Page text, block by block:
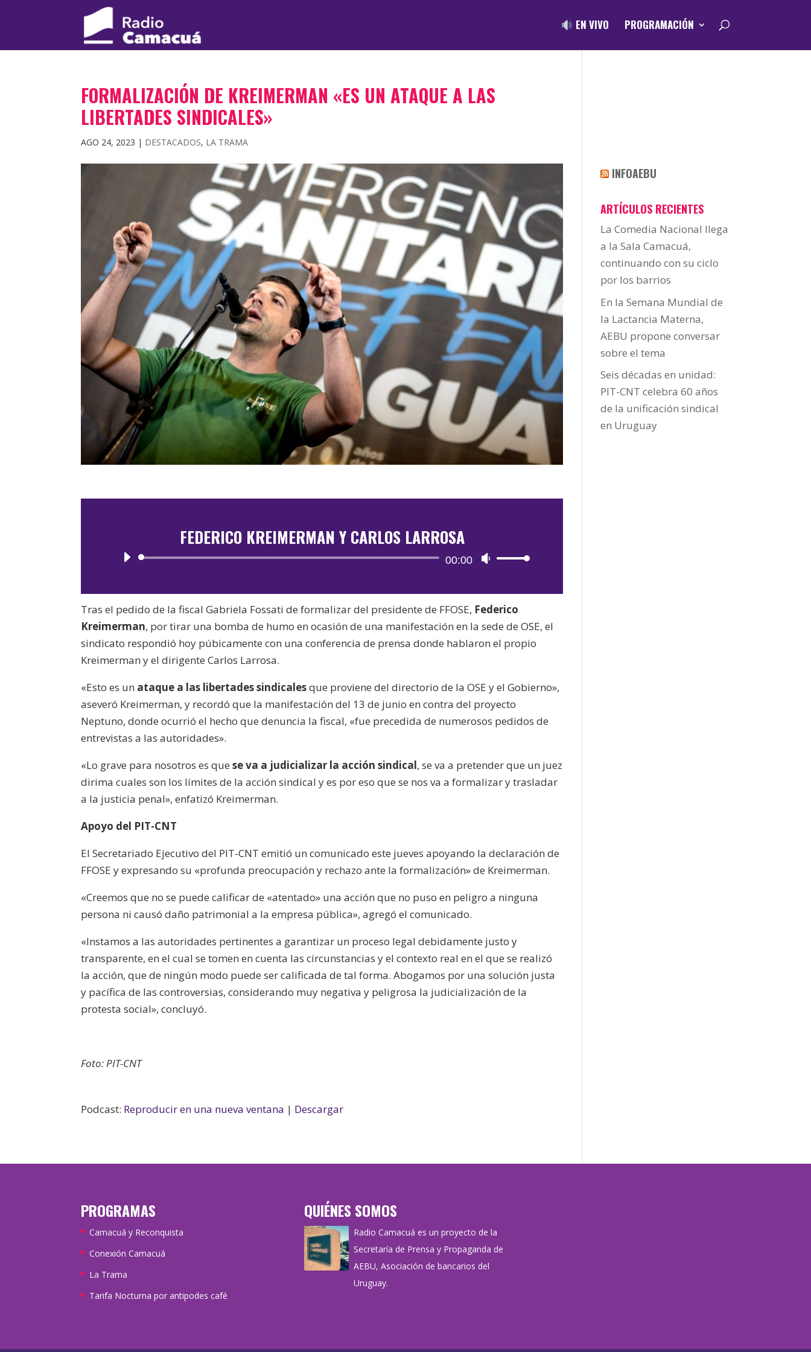
EN VIVO PROGRAMACIÓN
FORMALIZACIÓN DE KREIMERMAN «ES UN ATAQUE A LAS
LIBERTADES SINDICALES»
AGO 24, 2023 | DESTACADOS, LA TRAMA
FEDERICO KREIMERMAN Y CARLOS LARROSA
Reproductor
audio
00:00
Utiliza
teclas
de
flecha
arriba/abajo
disminuir
el
Tras el pedido de la fiscal Gabriela Fossati de formalizar del presidente de FFOSE, Federico
Kreimerman, por tirar una bomba de humo en ocasión de una manifestación en la sede de OSE, el
sindicato respondió hoy púbicamente con una conferencia de prensa donde hablaron el propio
Kreimerman y el dirigente Carlos Larrosa.
«Esto es un ataque a las libertades sindicalesque proviene del directorio de la OSE y el Gobierno»,
aseveró Kreimerman, y recordó que la manifestación del 13 de junio en contra del proyecto
Neptuno, donde ocurrió el hecho que denuncia la fiscal, «fue precedida de numerosos pedidos de
entrevistas a las autoridades».
«Lo grave para nosotros es quese va a judicializar la acción sindical, se va a pretender que un juez
dirima cuales son los límites de la acción sindical y es por eso que se nos va a formalizar y trasladar
a la justicia penal», enfatizó Kreimerman.
Apoyo del PIT-CNT
El Secretariado Ejecutivo del PIT-CNT emitió un comunicado este jueves apoyando la declaración de
FFOSE y expresando su «profunda preocupación y rechazo ante la formalización» de Kreimerman.
«Creemos que no se puede calificar de «atentado» una acción que no puso en peligro a ninguna
persona ni causó daño patrimonial a la empresa pública», agregó el comunicado.
«Instamos a las autoridades pertinentes a garantizar un proceso legal debidamente justo y
transparente, en el cual se tomen en cuenta las circunstancias y el contexto real en el que se realizó
la acción, que de ningún modo puede ser calificada de tal forma. Abogamos por una solución justa
y pacífica de las controversias, considerando muy negativa y peligrosa la judicialización de la
protesta social», concluyó.
Foto: PIT-CNT
Podcast: Reproducir en una nueva ventana | Descargar
INFOAEBU
ARTÍCULOS RECIENTES
La Comedia Nacional llega
a la Sala Camacuá,
continuando con su ciclo
por los barrios
En la Semana Mundial de
la Lactancia Materna,
AEBU propone conversar
sobre el tema
Seis décadas en unidad:
PIT-CNT celebra 60 años
de la unificación sindical
en Uruguay
PROGRAMAS
Camacuá y Reconquista
Conexión Camacuá
La Trama
Tarifa Nocturna por antipodes café
QUIÉNES SOMOS
Radio Camacuá es un proyecto de la
Secretaría de Prensa y Propaganda de
AEBU, Asociación de bancarios del
Uruguay.